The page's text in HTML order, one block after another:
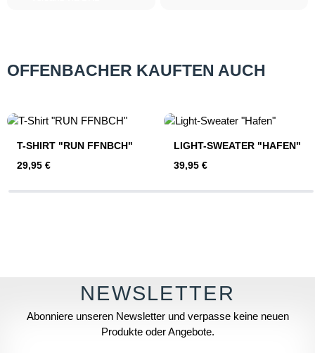
OFFENBACHER KAUFTEN AUCH
T-SHIRT "RUN FFNBCH"
Regulärer Preis:
29,95 €
LIGHT-SWEATER "HAFEN"
Regulärer Preis:
39,95 €
Abonniere unseren Newsletter und verpasse keine neuen
Produkte oder Angebote.